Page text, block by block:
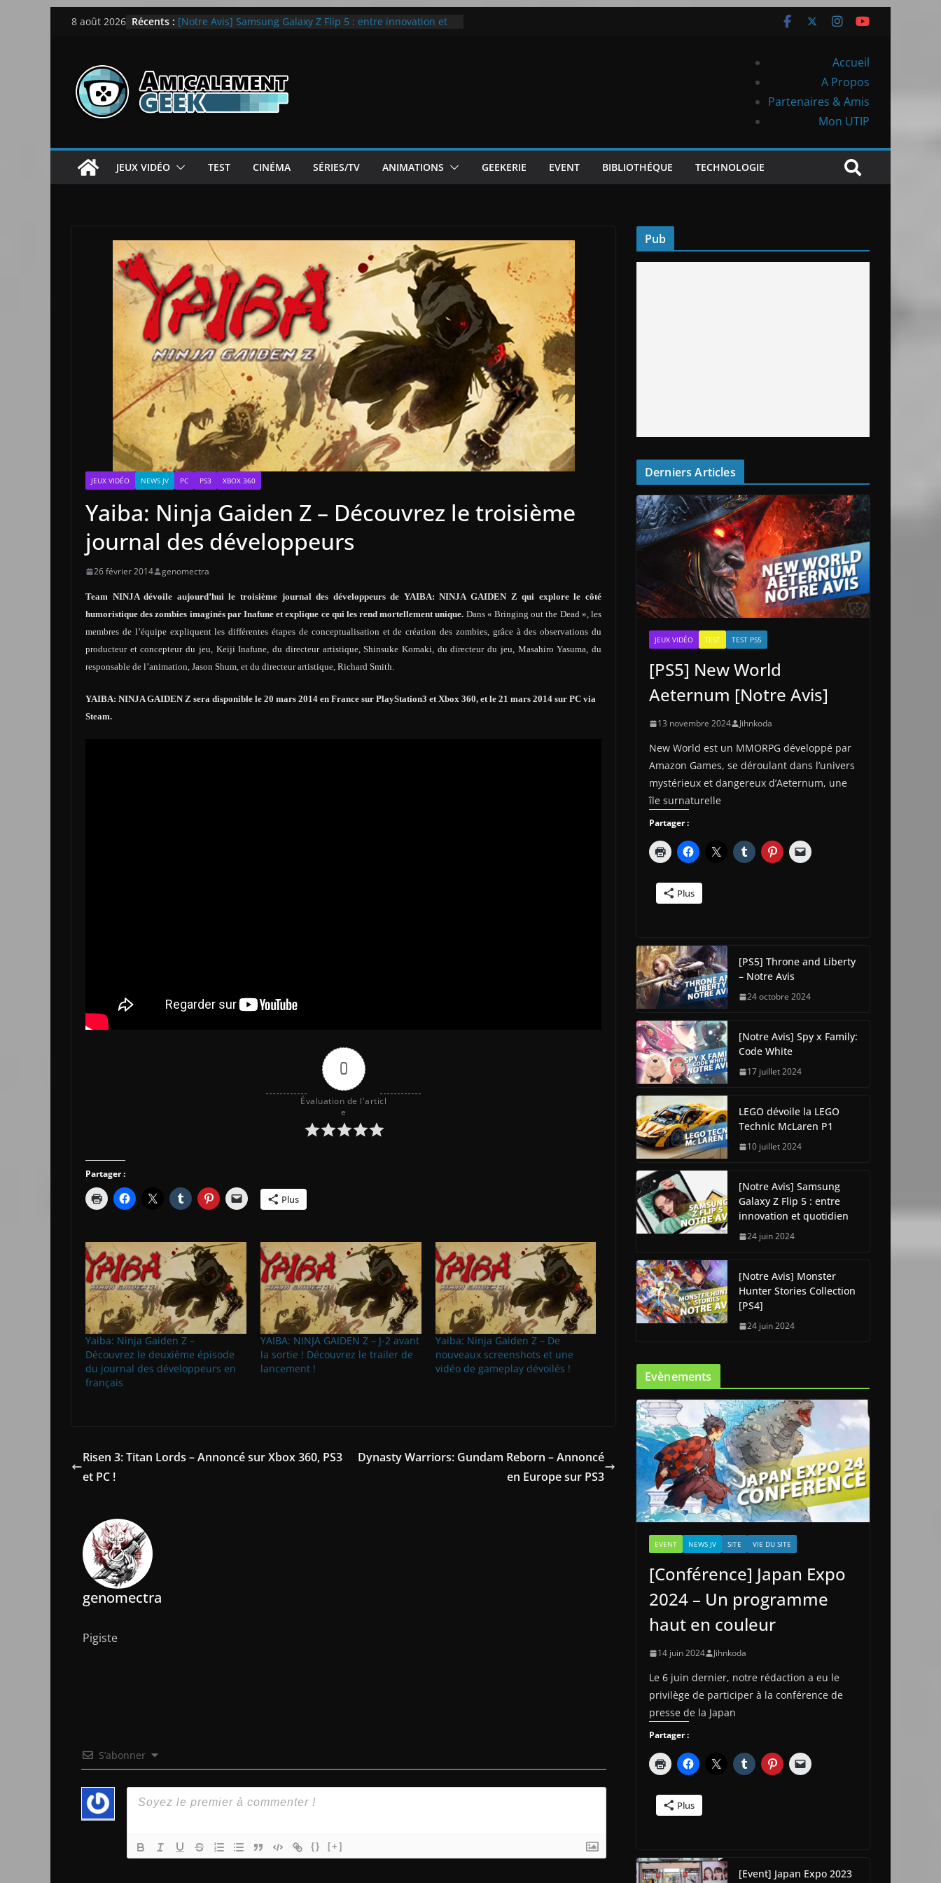
Passer8 août 2026 Récents : [Notre Avis] Samsung Galaxy Z Flip 5 : entre innovation et
[Notre Avis] Spy x Family: Code White
LEGO dévoile la LEGO Technic McLaren P1
Accueil
A Propos
Partenaires & Amis
Mon UTIP
JEUX VIDÉO TEST CINÉMA SÉRIES/TV ANIMATIONS GEEKERIE EVENT BIBLIOTHÉQUE TECHNOLOGIE
JEUX VIDÉO NEWS JV PC PS3 XBOX 360
Yaiba: Ninja Gaiden Z – Découvrez le troisième
journal des développeurs
26 février 2014 genomectra
Team NINJA dévoile aujourd’hui le troisième journal des développeurs de YAIBA: NINJA GAIDEN Z qui explore le côté
humoristique des zombies imaginés par Inafune et explique ce qui les rend mortellement unique. Dans « Bringing out the Dead », les
membres de l’équipe expliquent les différentes étapes de conceptualisation et de création des zombies, grâce à des observations du
producteur et concepteur du jeu, Keiji Inafune, du directeur artistique, Shinsuke Komaki, du directeur du jeu, Masahiro Yasuma, du
responsable de l’animation, Jason Shum, et du directeur artistique, Richard Smith.
YAIBA: NINJA GAIDEN Z sera disponible le 20 mars 2014 en France sur PlayStation3 et Xbox 360, et le 21 mars 2014 sur PC via
Steam.
0
Évaluation de l'articl
e
Partager :
Plus
Yaiba: Ninja Gaiden Z –
Découvrez le deuxième épisode
du journal des développeurs en
français
YAIBA: NINJA GAIDEN Z – J-2 avant
la sortie ! Découvrez le trailer de
lancement !
Yaiba: Ninja Gaiden Z – De
nouveaux screenshots et une
vidéo de gameplay dévoilés !
Risen 3: Titan Lords – Annoncé sur Xbox 360, PS3
et PC !
Dynasty Warriors: Gundam Reborn – Annoncé
en Europe sur PS3
genomectra
Pigiste
S’abonner
{} [+]
Pub
Derniers Articles
JEUX VIDÉO TEST TEST PS5
[PS5] New World
Aeternum [Notre Avis]
13 novembre 2024 Jihnkoda
New World est un MMORPG développé par
Amazon Games, se déroulant dans l’univers
mystérieux et dangereux d’Aeternum, une
île surnaturelle
Partager :
Plus
[PS5] Throne and Liberty
– Notre Avis
24 octobre 2024
[Notre Avis] Spy x Family:
Code White
17 juillet 2024
LEGO dévoile la LEGO
Technic McLaren P1
10 juillet 2024
[Notre Avis] Samsung
Galaxy Z Flip 5 : entre
innovation et quotidien
24 juin 2024
[Notre Avis] Monster
Hunter Stories Collection
[PS4]
24 juin 2024
Evènements
EVENT NEWS JV SITE VIE DU SITE
[Conférence] Japan Expo
2024 – Un programme
haut en couleur
14 juin 2024 Jihnkoda
Le 6 juin dernier, notre rédaction a eu le
privilège de participer à la conférence de
presse de la Japan
Partager :
Plus
[Event] Japan Expo 2023